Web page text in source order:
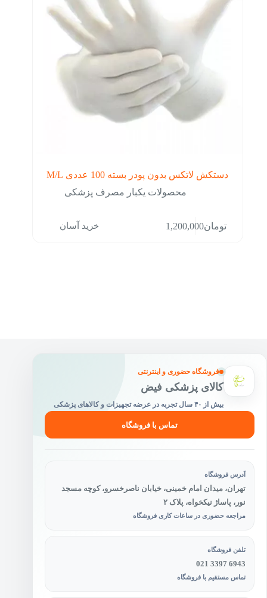
دستکش لاتکس بدون پودر بسته 100 عددی M/L
محصولات یکبار مصرف پزشکی
تومان1,200,000 خرید آسان
فروشگاه حضوری و اینترنتی
کالای پزشکی فیض
بیش از ۴۰ سال تجربه در عرضه تجهیزات و کالاهای پزشکی
تماس با فروشگاه
آدرس فروشگاه
تهران، میدان امام خمینی، خیابان ناصرخسرو، کوچه مسجد
نور، پاساژ نیکخواه، پلاک ۲
مراجعه حضوری در ساعات کاری فروشگاه
تلفن فروشگاه
021 3397 6943
تماس مستقیم با فروشگاه